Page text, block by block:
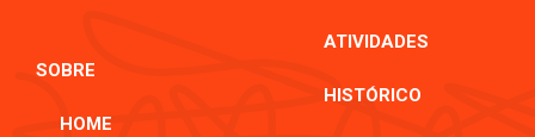
SOBRE
HOME
ATIVIDADES
HISTÓRICO